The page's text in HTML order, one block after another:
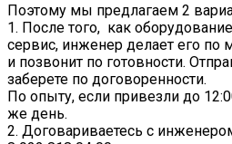
Поэтому мы предлагаем 2
1. После того, как
сервис, инженер делает его по
и позвонит по готовности.
заберете по договоренности.
По опыту, если привезли до
же день.
2. Договариваетесь с